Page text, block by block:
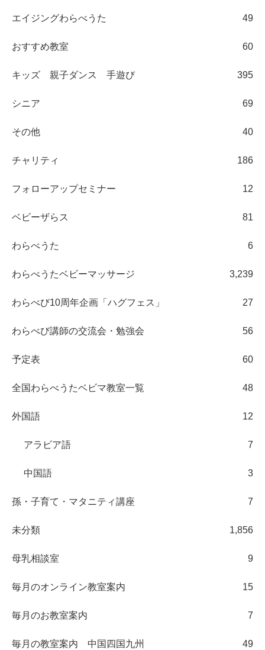
エイジングわらべうた 49
おすすめ教室 60
キッズ 親子ダンス 手遊び 395
シニア 69
その他 40
チャリティ 186
フォローアップセミナー 12
ベビーザらス 81
わらべうた 6
わらべうたベビーマッサージ 3,239
わらべび10周年企画「ハグフェス」 27
わらべび講師の交流会・勉強会 56
予定表 60
全国わらべうたベビマ教室一覧 48
外国語 12
アラビア語 7
中国語 3
孫・子育て・マタニティ講座 7
未分類 1,856
母乳相談室 9
毎月のオンライン教室案内 15
毎月のお教室案内 7
毎月の教室案内 中国四国九州 49